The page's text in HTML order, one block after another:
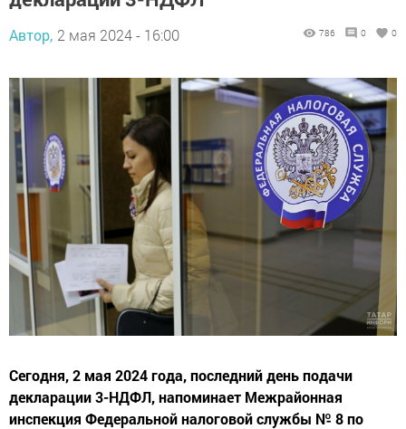
Автор, 2 мая 2024 - 16:00 786 0 0
Сегодня, 2 мая 2024 года, последний день подачи
декларации 3-НДФЛ, напоминает Межрайонная
инспекция Федеральной налоговой службы № 8 по